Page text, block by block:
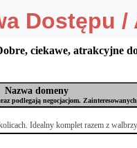
ciekawe, atrakcyjne
Nazwa domeny
podlegają negocjacjom.
Idealny komplet razem z